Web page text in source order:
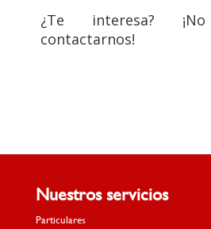
¿Te interesa?
contactarnos!
Nuestros servicios
Particulares